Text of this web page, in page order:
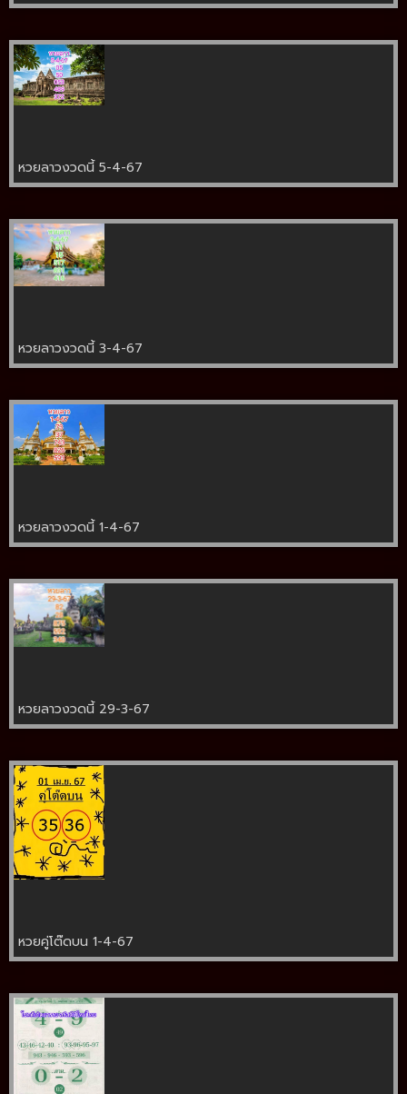
หวยลาวงวดนี้ 5-4-67
หวยลาวงวดนี้ 3-4-67
หวยลาวงวดนี้ 1-4-67
หวยลาวงวดนี้ 29-3-67
หวยคู่โต๊ดบน 1-4-67